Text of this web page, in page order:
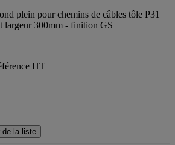
plein pour chemins de câbles tôle P31
largeur 300mm - finition GS
HT
de la liste